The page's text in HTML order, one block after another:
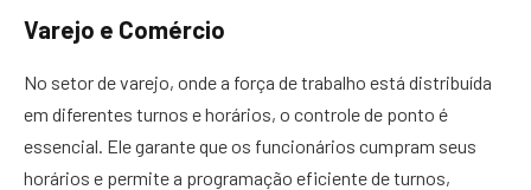
Varejo e Comércio
No setor de varejo, onde a força de trabalho está distribuída
em diferentes turnos e horários, o controle de ponto é
essencial. Ele garante que os funcionários cumpram seus
horários e permite a programação eficiente de turnos,